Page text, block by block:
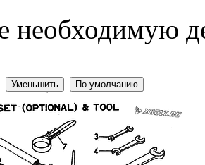
необходимую
Уменьшить По умолчанию